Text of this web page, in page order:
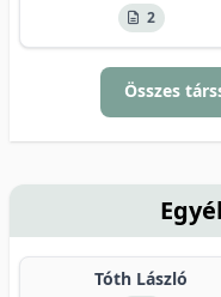
2
Összes
Tóth László